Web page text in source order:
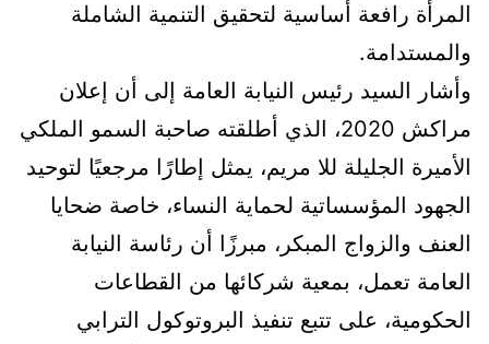
المرأة رافعة أساسية لتحقيق التنمية الشاملة
والمستدامة.
وأشار السيد رئيس النيابة العامة إلى أن إعلان
مراكش 2020، الذي أطلقته صاحبة السمو الملكي
الأميرة الجليلة للا مريم، يمثل إطارًا مرجعيًا لتوحيد
الجهود المؤسساتية لحماية النساء، خاصة ضحايا
العنف والزواج المبكر، مبرزًا أن رئاسة النيابة
العامة تعمل، بمعية شركائها من القطاعات
الحكومية، على تتبع تنفيذ البروتوكول الترابي